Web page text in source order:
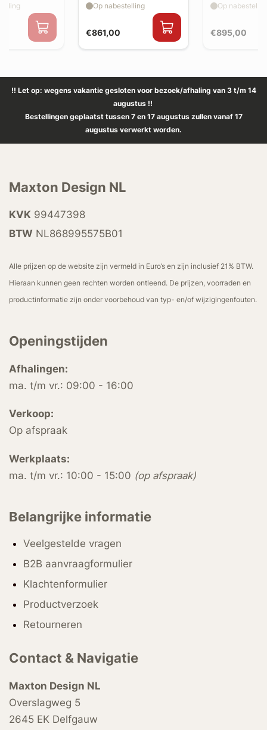
€861,00
Op nabestelling
€895,00
Op
!! Let op: wegens vakantie gesloten voor bezoek/afhaling van 3 t/m 14
augustus !!
Bestellingen geplaatst tussen 7 en 17 augustus zullen vanaf 17
augustus verwerkt worden.
Maxton Design NL
KVK 99447398
BTW NL868995575B01
Alle prijzen op de website zijn vermeld in Euro’s en zijn inclusief 21% BTW.
Hieraan kunnen geen rechten worden ontleend. De prijzen, voorraden en
productinformatie zijn onder voorbehoud van typ- en/of wijzigingenfouten.
Openingstijden
Afhalingen:
ma. t/m vr.: 09:00 - 16:00
Verkoop:
Op afspraak
Werkplaats:
ma. t/m vr.: 10:00 - 15:00 (op afspraak)
Belangrijke informatie
Veelgestelde vragen
B2B aanvraagformulier
Klachtenformulier
Productverzoek
Retourneren
Contact & Navigatie
Maxton Design NL
Overslagweg 5
2645 EK Delfgauw